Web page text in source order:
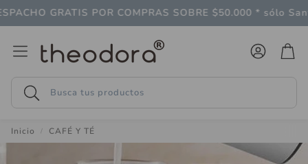
GRATIS POR COMPRAS SOBRE $50.000 * sólo
Buscar
Cuenta
Follaje
Inicio CAFÉ Y TÉ